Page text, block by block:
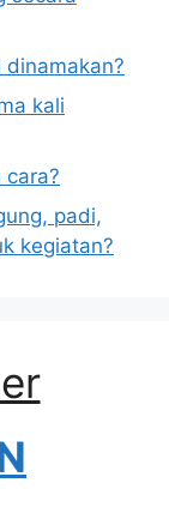
kali
cara?
padi,
kegiatan?